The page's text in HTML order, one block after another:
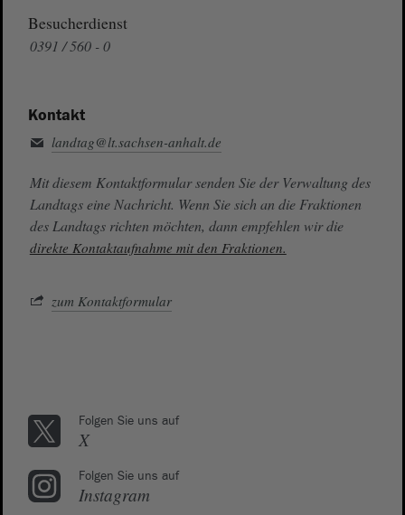
Besucherdienst
0391 / 560 - 0
Kontakt
landtag@lt.sachsen-anhalt.de
Mit diesem Kontaktformular senden Sie der Verwaltung des
Landtags eine Nachricht. Wenn Sie sich an die Fraktionen
des Landtags richten möchten, dann empfehlen wir die
direkte Kontaktaufnahme mit den Fraktionen.
zum Kontaktformular
Folgen Sie uns auf
X
Folgen Sie uns auf
Instagram